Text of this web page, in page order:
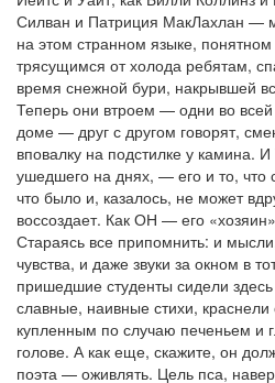
Силван и Патриция МакЛахлан —
на этом странном языке,
трясущимся от холода ребятам,
время снежной бури, накрывшей
Теперь они втроем — одни во
доме — друг с другом говорят,
вповалку на подстилке у камина.
ушедшего на днях, — его и то, что
что было и, казалось, не может
воссоздает. Как ОН — его
Стараясь все припомнить: и
чувства, и даже звуки за окном в
пришедшие студенты сидели здесь
славные, наивные стихи,
купленным по случаю печеньем и
голове. А как еще, скажите, он
поэта — оживлять. Цель пса,